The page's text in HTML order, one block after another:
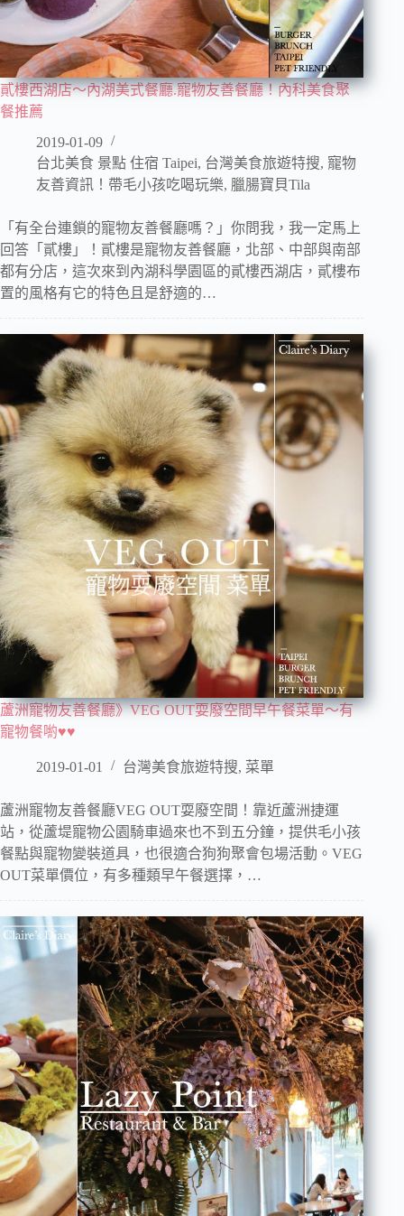
貳樓西湖店～內湖美式餐廳.寵物友善餐廳！內科美食聚
餐推薦
2019-01-09
台北美食 景點 住宿 Taipei, 台灣美食旅遊特搜, 寵物
友善資訊！帶毛小孩吃喝玩樂, 臘腸寶貝Tila
「有全台連鎖的寵物友善餐廳嗎？」你問我，我一定馬上
回答「貳樓」！貳樓是寵物友善餐廳，北部、中部與南部
都有分店，這次來到內湖科學園區的貳樓西湖店，貳樓布
置的風格有它的特色且是舒適的…
蘆洲寵物友善餐廳》VEG OUT耍廢空間早午餐菜單～有
寵物餐喲♥♥
2019-01-01 台灣美食旅遊特搜, 菜單
蘆洲寵物友善餐廳VEG OUT耍廢空間！靠近蘆洲捷運
站，從蘆堤寵物公園騎車過來也不到五分鐘，提供毛小孩
餐點與寵物變裝道具，也很適合狗狗聚會包場活動。VEG
OUT菜單價位，有多種類早午餐選擇，…